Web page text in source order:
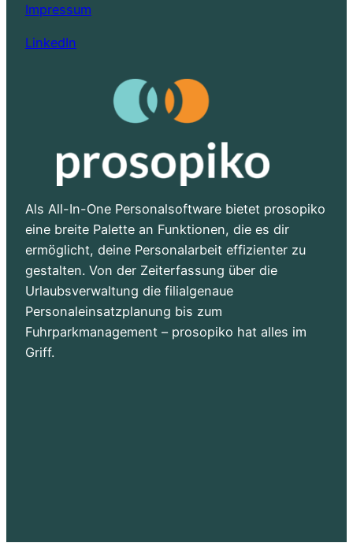
Impressum
LinkedIn
Als All-In-One Personalsoftware bietet prosopiko
eine breite Palette an Funktionen, die es dir
ermöglicht, deine Personalarbeit effizienter zu
gestalten. Von der Zeiterfassung über die
Urlaubsverwaltung die filialgenaue
Personaleinsatzplanung bis zum
Fuhrparkmanagement – prosopiko hat alles im
Griff.